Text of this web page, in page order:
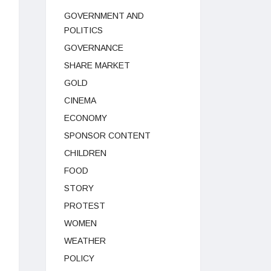
GOVERNMENT AND
POLITICS
GOVERNANCE
SHARE MARKET
GOLD
CINEMA
ECONOMY
SPONSOR CONTENT
CHILDREN
FOOD
STORY
PROTEST
WOMEN
WEATHER
POLICY